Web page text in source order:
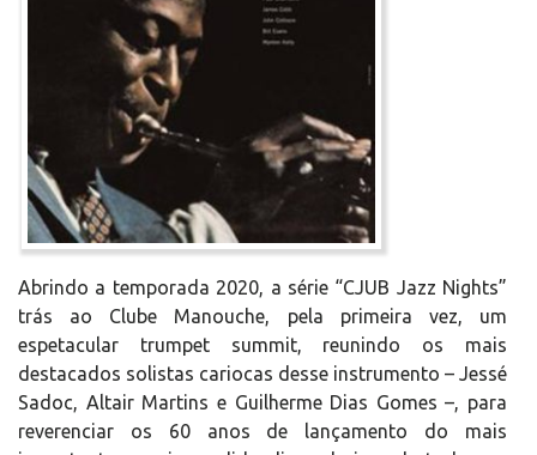
Abrindo a temporada 2020, a série “CJUB Jazz Nights”
trás ao Clube Manouche, pela primeira vez, um
espetacular trumpet summit, reunindo os mais
destacados solistas cariocas desse instrumento – Jessé
Sadoc, Altair Martins e Guilherme Dias Gomes –, para
reverenciar os 60 anos de lançamento do mais